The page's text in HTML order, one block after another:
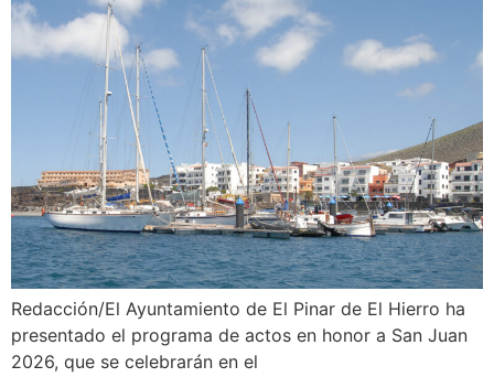
Redacción/El Ayuntamiento de El Pinar de El Hierro ha
presentado el programa de actos en honor a San Juan
2026, que se celebrarán en el